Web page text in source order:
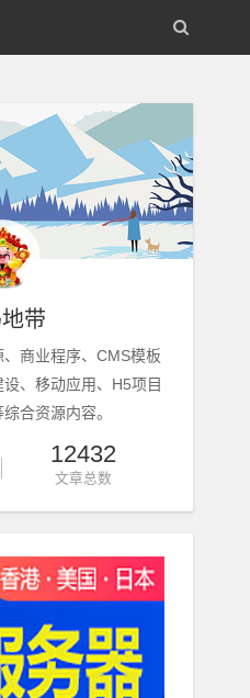
。
带
商业程序、CMS模板
、移动应用、H5项目
合资源内容。
12432
文章总数